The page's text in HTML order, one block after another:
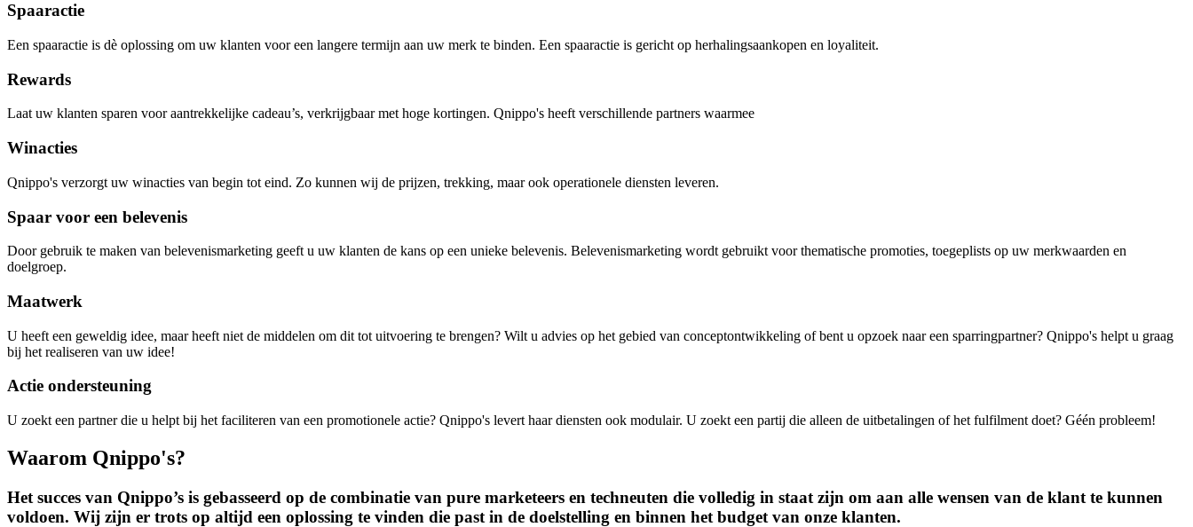
Spaaractie
Een spaaractie is dè oplossing om uw klanten voor een langere termijn aan uw merk te binden. Een spaaractie is gericht op herhalingsaankopen en loyaliteit.
Rewards
Laat uw klanten sparen voor aantrekkelijke cadeau’s, verkrijgbaar met hoge kortingen. Qnippo's heeft verschillende partners waarmee
Winacties
Qnippo's verzorgt uw winacties van begin tot eind. Zo kunnen wij de prijzen, trekking, maar ook operationele diensten leveren.
Spaar voor een belevenis
Door gebruik te maken van belevenismarketing geeft u uw klanten de kans op een unieke belevenis. Belevenismarketing wordt gebruikt voor thematische promoties, toegeplists op uw merkwaarden en
doelgroep.
Maatwerk
U heeft een geweldig idee, maar heeft niet de middelen om dit tot uitvoering te brengen? Wilt u advies op het gebied van conceptontwikkeling of bent u opzoek naar een sparringpartner? Qnippo's helpt u graag
bij het realiseren van uw idee!
Actie ondersteuning
U zoekt een partner die u helpt bij het faciliteren van een promotionele actie? Qnippo's levert haar diensten ook modulair. U zoekt een partij die alleen de uitbetalingen of het fulfilment doet? Géén probleem!
Waarom Qnippo's?
Het succes van Qnippo’s is gebasseerd op de combinatie van pure marketeers en techneuten die volledig in staat zijn om aan alle wensen van de klant te kunnen
voldoen. Wij zijn er trots op altijd een oplossing te vinden die past in de doelstelling en binnen het budget van onze klanten.